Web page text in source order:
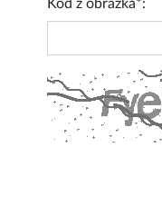
Kod z obrazka*: